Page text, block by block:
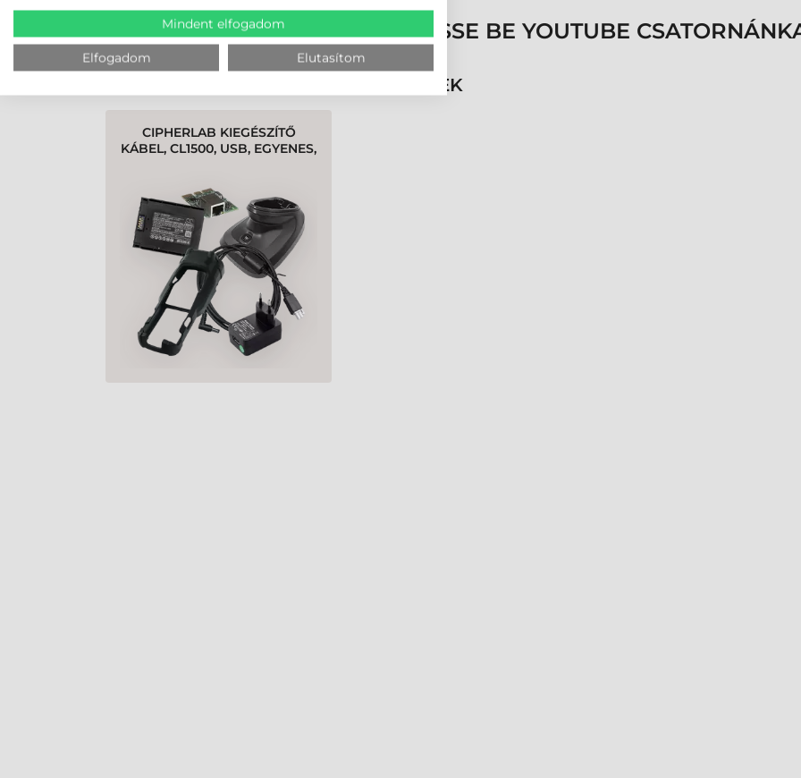
KÖVESSE BE YOUTUBE
LEGUTÓBB MEGTEKINTETT TERMÉKEK
CIPHERLAB KIEGÉSZÍTŐ
KÁBEL, CL1500, USB, EGYENES,
Mindent elfogadom
Elfogadom Elutasítom